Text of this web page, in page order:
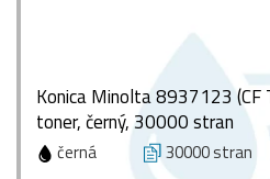
Konica Minolta 8937123 (CF
toner, černý, 30000 stran
černá 30000 stran